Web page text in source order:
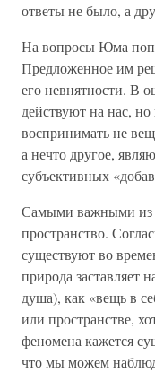
ответы не было, а
На вопросы Юма
Предложенное им
его невнятности. В
действуют на нас, но
воспринимать не
а нечто другое,
субъективных
Самыми важными из
пространство.
существуют во
природа заставляет
душа), как «вещь в
или пространстве,
феномена кажется
что мы можем